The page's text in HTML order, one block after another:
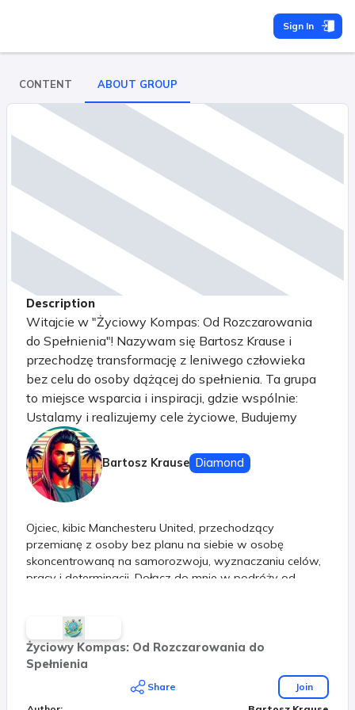
Sign In
CONTENT ABOUT GROUP
Description
Witajcie w "Życiowy Kompas: Od Rozczarowania
do Spełnienia"! Nazywam się Bartosz Krause i
przechodzę transformację z leniwego człowieka
bez celu do osoby dążącej do spełnienia. Ta grupa
to miejsce wsparcia i inspiracji, gdzie wspólnie:
Ustalamy i realizujemy cele życiowe, Budujemy
pozytywny mindset, Przezwyciężamy trudności,
Czerpiemy inspirację z historii sukcesu Jima Rohna i
Denzela Washingtona. Znajdziesz tu motywujące
posty, artykuły edukacyjne i wsparcie od innych
razem osiągajmy cele oraz szczęście w życiu.
Razem możemy więcej!
Bartosz Krause Diamond
Ojciec, kibic Manchesteru United, przechodzący
przemianę z osoby bez planu na siebie w osobę
skoncentrowaną na samorozwoju, wyznaczaniu celów,
pracy i determinacji. Dołącz do mnie w podróży od
Życiowy Kompas: Od Rozczarowania do
Spełnienia
Share
Join